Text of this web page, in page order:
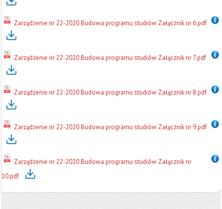
Zarządzenie nr 22-2020 Budowa programu studiów Załącznik nr 6.pdf
Zarządzenie nr 22-2020 Budowa programu studiów Załącznik nr 7.pdf
Zarządzenie nr 22-2020 Budowa programu studiów Załącznik nr 8.pdf
Zarządzenie nr 22-2020 Budowa programu studiów Załącznik nr 9.pdf
Zarządzenie nr 22-2020 Budowa programu studiów Załącznik nr
10.pdf